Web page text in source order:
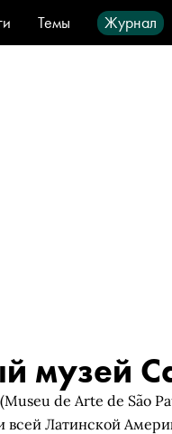
Темы Журнал
Видео Город
музей
de Arte de São
Латинской